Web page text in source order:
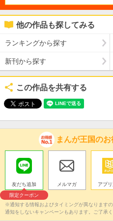
他の作品も探してみる
ランキングから探す
新刊から探す
この作品を共有する
まんが王国の
友だち追加
限定クーポン
メルマガ アプ
※通知する情報およびタイミングが異なります
通知をしないキャンペーンもあります。ご了承く